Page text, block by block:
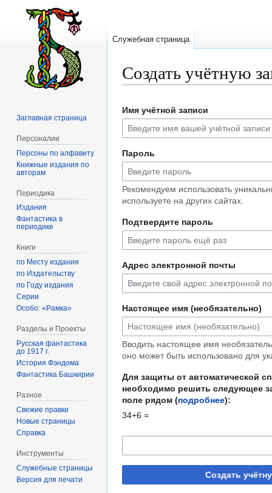
Создать учётную
к
навигации
к
поиску
Имя учётной записи
Пароль
Рекомендуем использовать
используете на других сайтах.
Подтвердите пароль
Адрес электронной почты
Настоящее имя (необязательно)
Вводить настоящее имя
оно может быть использовано для
Для защиты от автоматической
необходимо решить следующее
поле рядом (подробнее):
34+6 =
Создать
Служебная страница
Заглавная страница
Персоналии
Персоны по алфавиту
Книжные издания по
авторам
Периодика
Издания
Фантастика в
периодике
Книги
по Месту издания
по Издательству
по Году издания
Серии
Особо: «Рамка»
Разделы и Проекты
Русская фантастика
до 1917 г.
История Фэндома
Фантастика Башкирии
Разное
Свежие правки
Новые страницы
Справка
Инструменты
Служебные страницы
Версия для печати